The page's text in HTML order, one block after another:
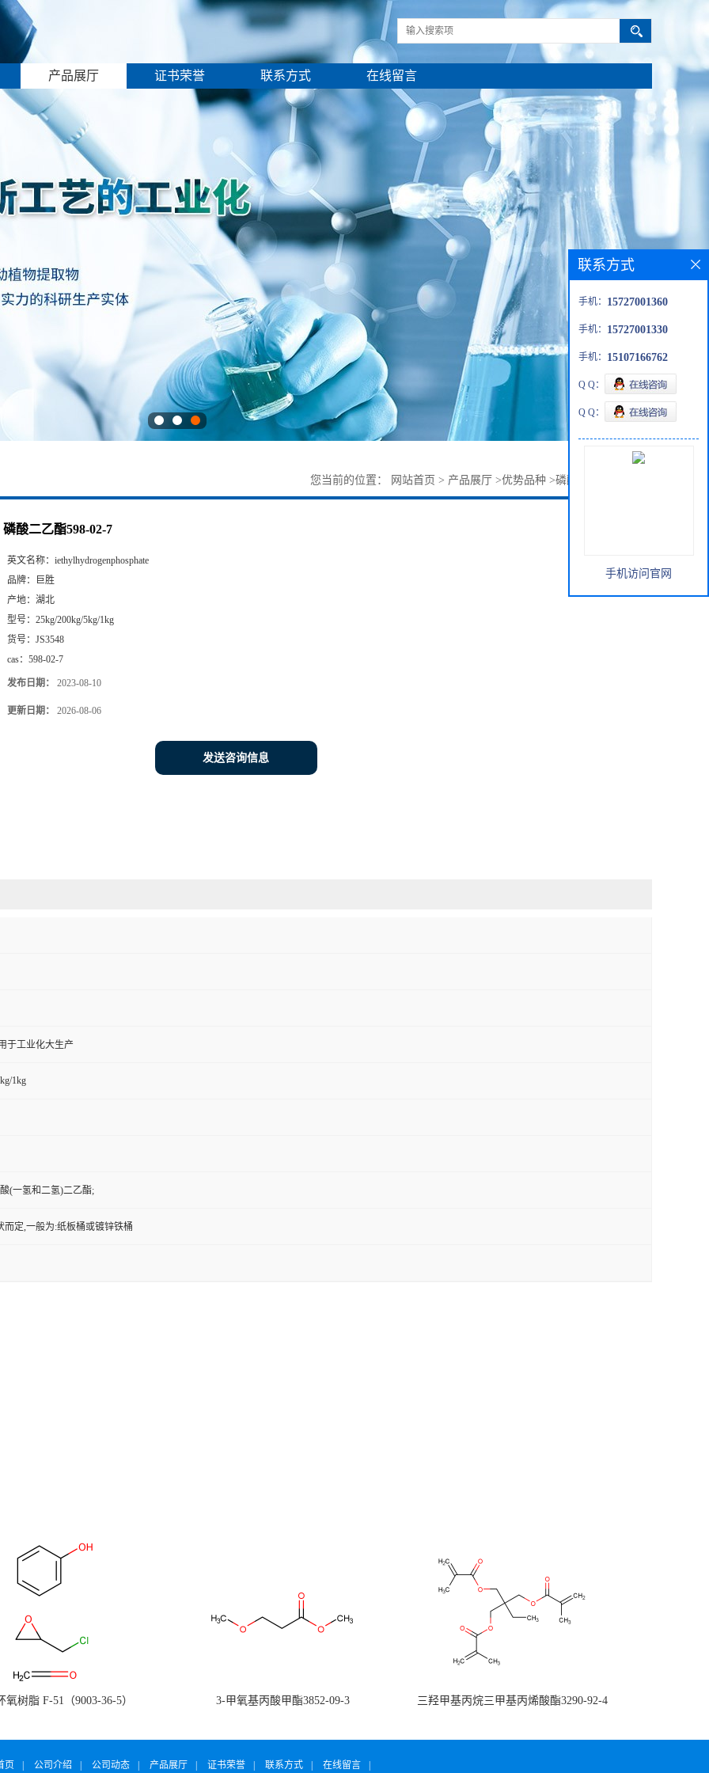
产品展厅 证书荣誉 联系方式 在线留言
您当前的位置： 网站首页 > 产品展厅 >优势品种 >磷酸二乙酯598-02-7
磷酸二乙酯598-02-7
英文名称： iethylhydrogenphosphate
品牌：
巨胜
产地： 湖北
型号： 25kg/200kg/5kg/1kg
货号： JS3548
cas： 598-02-7
发布日期： 2023-08-10
更新日期： 2026-08-06
发送咨询信息
于工业化大生产
1kg
(一氢和二氢)二乙酯;
而定,一般为:纸板桶或镀锌铁桶
氧树脂 F-51（9003-36-5） 3-甲氧基丙酸甲酯3852-09-3 三羟甲基丙烷三甲基丙烯酸酯3290-92-4
联系方式
手机： 15727001360
手机： 15727001330
手机： 15107166762
Q Q：
Q Q：
手机访问官网
页 公司介绍 公司动态 产品展厅 证书荣誉 联系方式 在线留言